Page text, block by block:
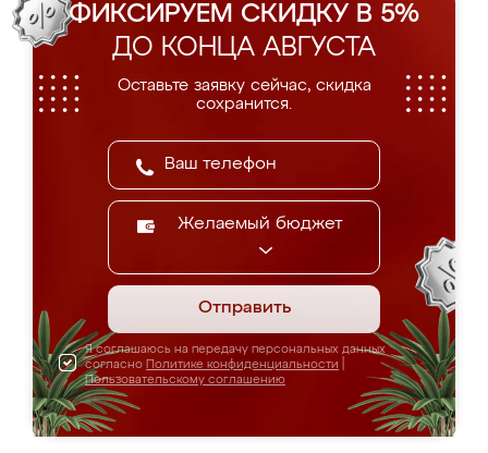
ФИКСИРУЕМ СКИДКУ В 5%
ДО КОНЦА АВГУСТА
Оставьте заявку сейчас, скидка
сохранится.
Желаемый бюджет
Отправить
Я соглашаюсь на передачу персональных данных
согласно Политике конфиденциальности
Пользовательскому соглашению